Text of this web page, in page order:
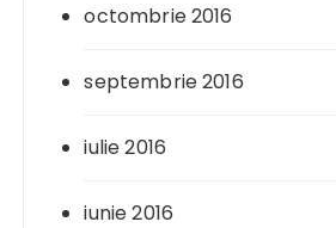
octombrie 2016
septembrie 2016
iulie 2016
iunie 2016